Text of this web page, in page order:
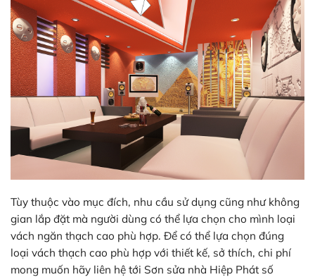
Tùy thuộc vào mục đích, nhu cầu sử dụng cũng như không
gian lắp đặt mà người dùng có thể lựa chọn cho mình loại
vách ngăn thạch cao phù hợp. Để có thể lựa chọn đúng
loại vách thạch cao phù hợp với thiết kế, sở thích, chi phí
mong muốn hãy liên hệ tới Sơn sửa nhà Hiệp Phát số